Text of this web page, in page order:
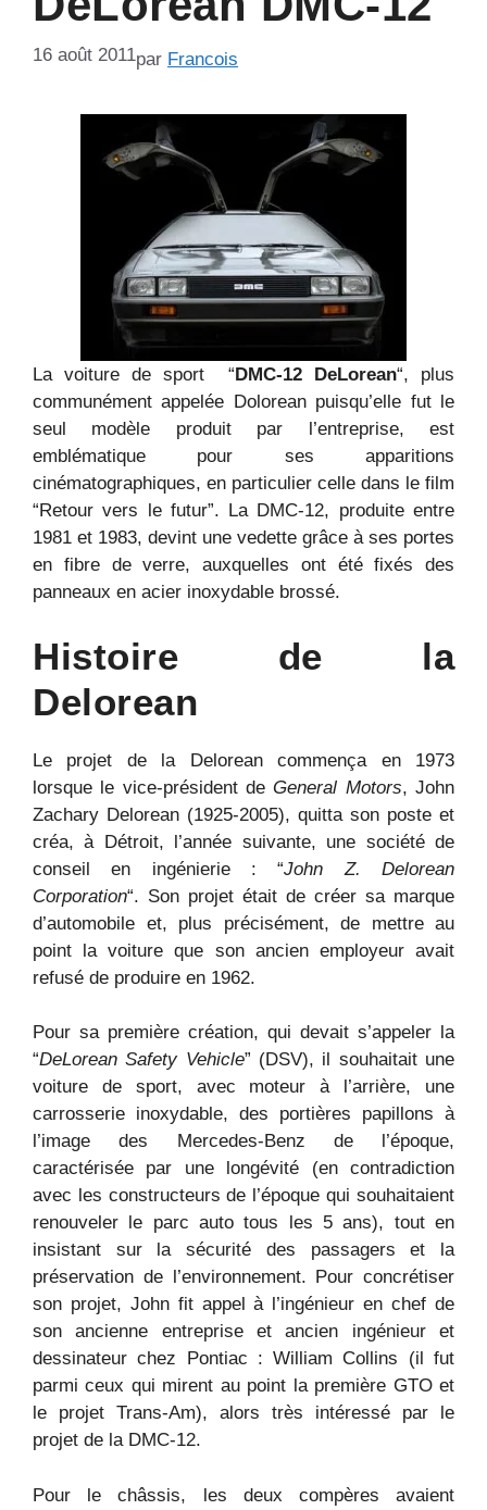
16 août 2011par Francois
La voiture de sport “ DMC-12 DeLorean“, plus
communément appelée Dolorean puisqu’elle fut le
seul modèle produit par l’entreprise, est
emblématique pour ses apparitions
cinématographiques, en particulier celle dans le film
“Retour vers le futur”. La DMC-12, produite entre
1981 et 1983, devint une vedette grâce à ses portes
en fibre de verre, auxquelles ont été fixés des
panneaux en acier inoxydable brossé.
Histoire de la
Delorean
Le projet de la Delorean commença en 1973
lorsque le vice-président deGeneral Motors, John
Zachary Delorean (1925-2005), quitta son poste et
créa, à Détroit, l’année suivante, une société de
conseil en ingénierie : “John Z. Delorean
Corporation“. Son projet était de créer sa marque
d’automobile et, plus précisément, de mettre au
point la voiture que son ancien employeur avait
refusé de produire en 1962.
Pour sa première création, qui devait s’appeler la
“DeLorean Safety Vehicle” (DSV), il souhaitait une
voiture de sport, avec moteur à l’arrière, une
carrosserie inoxydable, des portières papillons à
l’image des Mercedes-Benz de l’époque,
caractérisée par une longévité (en contradiction
avec les constructeurs de l’époque qui souhaitaient
renouveler le parc auto tous les 5 ans), tout en
insistant sur la sécurité des passagers et la
préservation de l’environnement. Pour concrétiser
son projet, John fit appel à l’ingénieur en chef de
son ancienne entreprise et ancien ingénieur et
dessinateur chez Pontiac : William Collins (il fut
parmi ceux qui mirent au point la première GTO et
le projet Trans-Am), alors très intéressé par le
projet de la DMC-12.
Pour le châssis, les deux compères avaient